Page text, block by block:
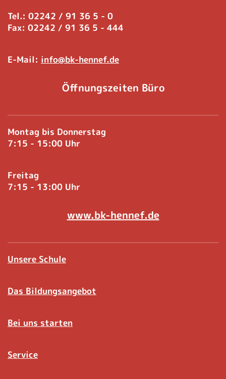
Tel.: 02242 / 91 36 5 - 0
Fax: 02242 / 91 36 5 - 444
E-Mail: info@bk-hennef.de
Öffnungszeiten Büro
Montag bis Donnerstag
7:15 - 15:00 Uhr
Freitag
7:15 - 13:00 Uhr
www.bk-hennef.de
Unsere Schule
Das Bildungsangebot
Bei uns starten
Service